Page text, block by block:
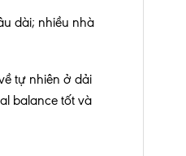
dài; nhiều nhà
tự nhiên ở dải
balance tốt và